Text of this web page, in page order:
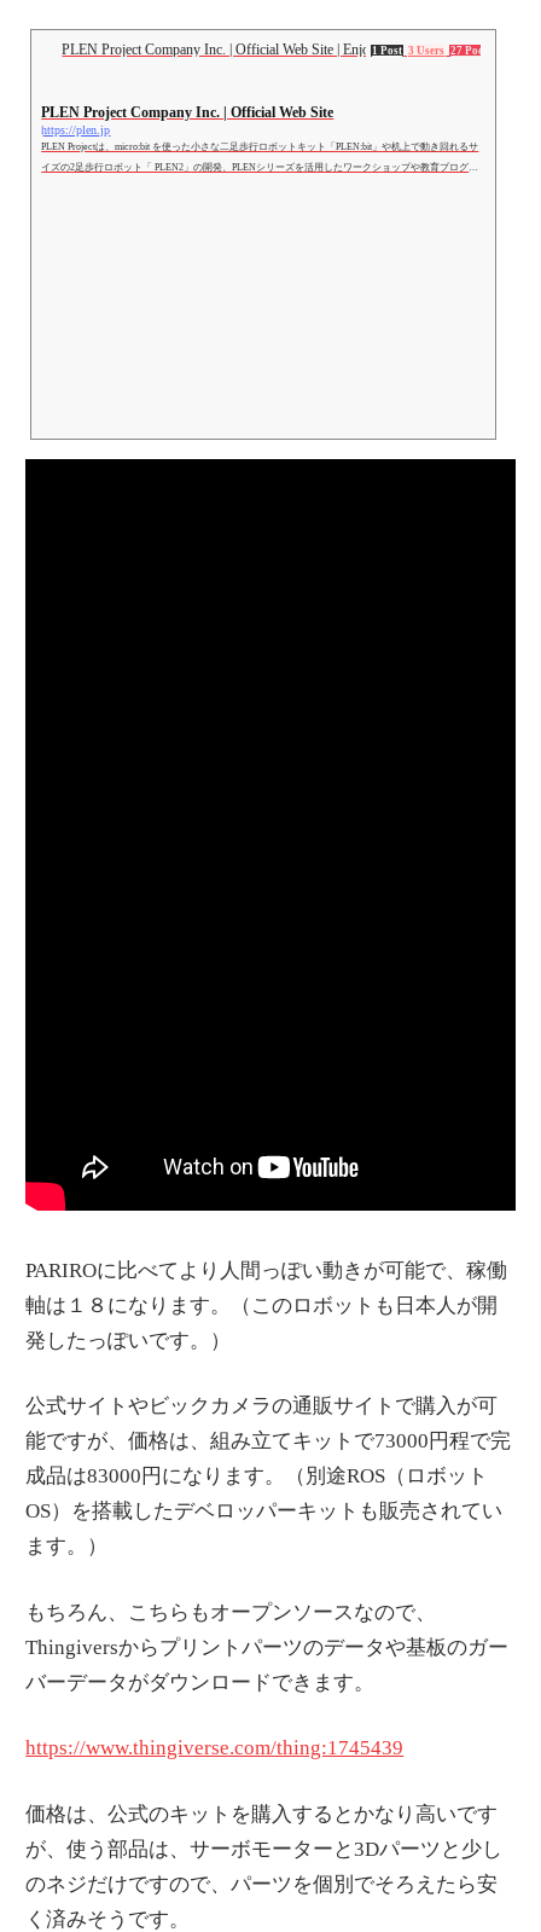
PLEN Project Company Inc. | Official Web Site | Enjoy Robotics
1 Post 3 Users 27 Pockets
PLEN Project Company Inc. | Official Web Site
https://plen.jp
PLEN Projectは、micro:bit を使った小さな二足歩行ロボットキット「PLEN:bit」や机上で動き回れるサ
イズの2足歩行ロボット「 PLEN2」の開発、PLENシリーズを活用したワークショップや教育プログラ
PARIROに比べてより人間っぽい動きが可能で、稼働
軸は１８になります。（このロボットも日本人が開
発したっぽいです。）
公式サイトやビックカメラの通販サイトで購入が可
能ですが、価格は、組み立てキットで73000円程で完
成品は83000円になります。（別途ROS（ロボット
OS）を搭載したデベロッパーキットも販売されてい
ます。）
もちろん、こちらもオープンソースなので、
Thingiversからプリントパーツのデータや基板のガー
バーデータがダウンロードできます。
https://www.thingiverse.com/thing:1745439
価格は、公式のキットを購入するとかなり高いです
が、使う部品は、サーボモーターと3Dパーツと少し
のネジだけですので、パーツを個別でそろえたら安
く済みそうです。